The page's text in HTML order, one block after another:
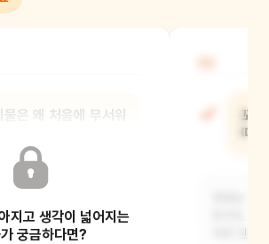
물은 왜 처음에 무서워
에는 무서워 보였을
알고 보니
지고 생각이 넓어지는
궁금하다면?
꼬
때
하면 친구가